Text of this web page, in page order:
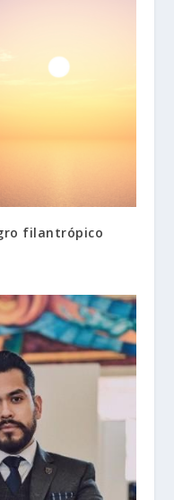
filantrópico